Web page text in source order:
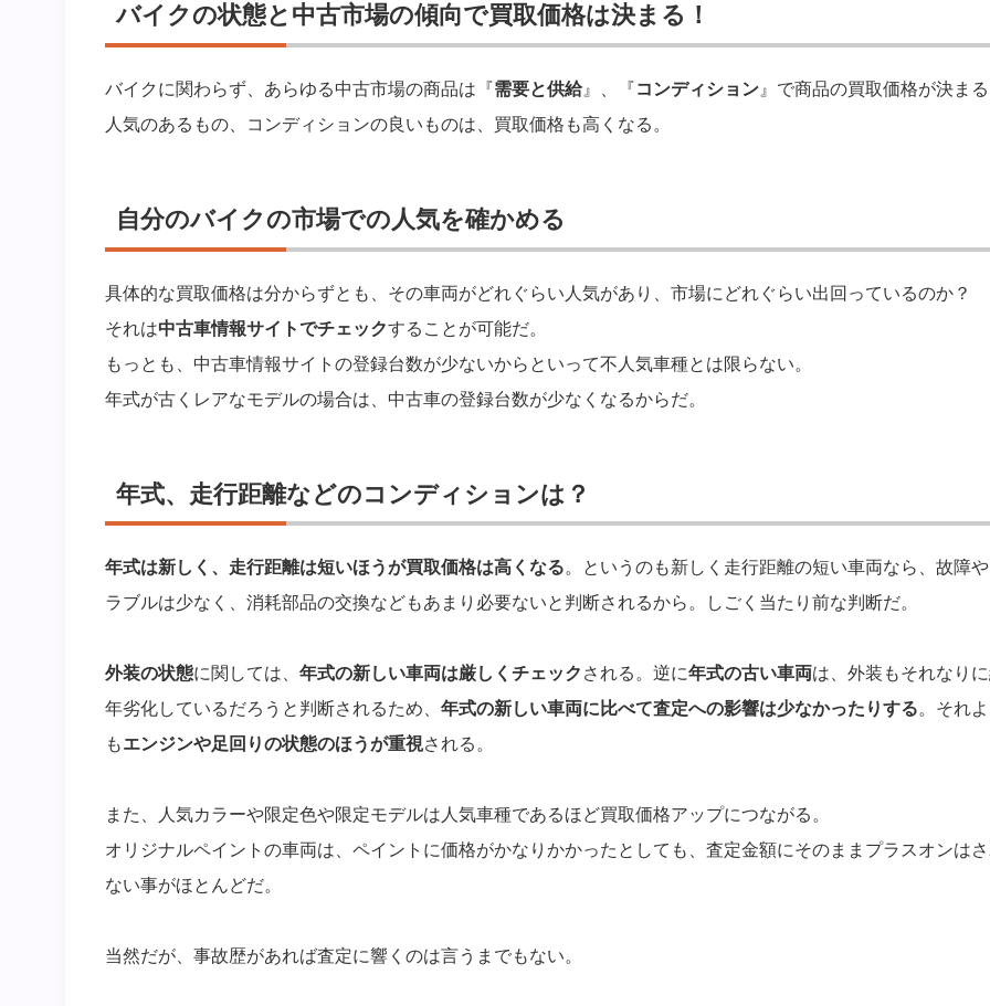
バイクの状態と中古市場の傾向で買取価格は決まる！
バイクに関わらず、あらゆる中古市場の商品は『需要と供給』、『コンディション』で商品の買取価格が決ま
人気のあるもの、コンディションの良いものは、買取価格も高くなる。
自分のバイクの市場での人気を確かめる
具体的な買取価格は分からずとも、その車両がどれぐらい人気があり、市場にどれぐらい出回っているのか？
それは中古車情報サイトでチェックすることが可能だ。
もっとも、中古車情報サイトの登録台数が少ないからといって不人気車種とは限らない。
年式が古くレアなモデルの場合は、中古車の登録台数が少なくなるからだ。
年式、走行距離などのコンディションは？
年式は新しく、走行距離は短いほうが買取価格は高くなる。というのも新しく走行距離の短い車両なら、故障
ラブルは少なく、消耗部品の交換などもあまり必要ないと判断されるから。しごく当たり前な判断だ。
外装の状態に関しては、 年式の新しい車両は厳しくチェック される。逆に年式の古い車両は、外装もそれなり
年劣化しているだろうと判断されるため、 年式の新しい車両に比べて査定への影響は少なかったりする。それ
もエンジンや足回りの状態のほうが重視される。
また、人気カラーや限定色や限定モデルは人気車種であるほど買取価格アップにつながる。
オリジナルペイントの車両は、ペイントに価格がかなりかかったとしても、査定金額にそのままプラスオンは
ない事がほとんどだ。
当然だが、事故歴があれば査定に響くのは言うまでもない。